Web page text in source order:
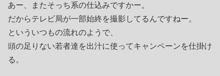
あー、またそっち系の仕込みですかー。
だからテレビ局が一部始終を撮影してるんですねー。
といういつもの流れのようで、
頭の足りない若者達を出汁に使ってキャンペーンを仕掛け
る。